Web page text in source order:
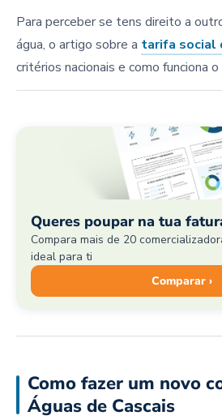
Para perceber se tens direito a
água, o artigo sobre a tarifa social
critérios nacionais e como funciona
Queres poupar na tua
Compara mais de 20
ideal para ti
Comparar ›
Como fazer um novo
Águas de Cascais